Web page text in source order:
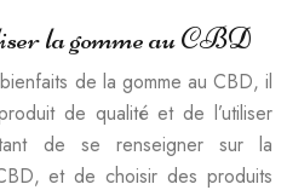
la gomme au CBD
de la gomme au CBD, il
de qualité et de l’utiliser
de se renseigner sur la
et de choisir des produits